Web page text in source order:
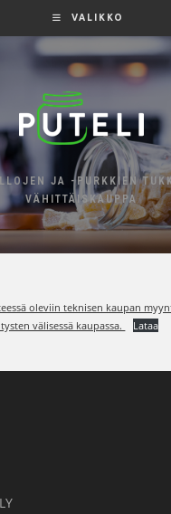
VALIKKO
JA -PURKKIEN
VÄHITTÄISKAUPPA
oleviin teknisen kaupan
välisessä kaupassa.
Lataa